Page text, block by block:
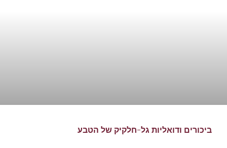
ביכורים ודואליות גל-חלקיק של הטבע